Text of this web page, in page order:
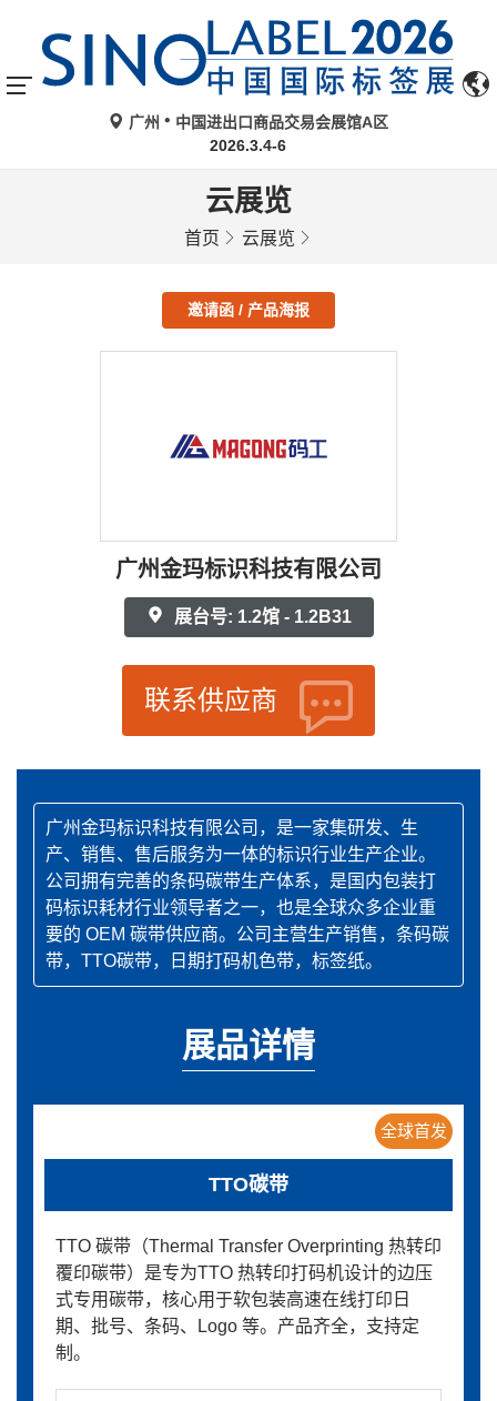
广州
中国进出口商品交易会展馆A区
2026.3.4-6
云展览
首页 云展览
邀请函 / 产品海报
广州金玛标识科技有限公司
展台号: 1.2馆 - 1.2B31
联系供应商
广州金玛标识科技有限公司，是一家集研发、生
产、销售、售后服务为一体的标识行业生产企业。
公司拥有完善的条码碳带生产体系，是国内包装打
码标识耗材行业领导者之一，也是全球众多企业重
要的 OEM 碳带供应商。公司主营生产销售，条码碳
带，TTO碳带，日期打码机色带，标签纸。
展品详情
全球首发
TTO碳带
TTO 碳带（Thermal Transfer Overprinting 热转印
覆印碳带）是专为TTO 热转印打码机设计的边压
式专用碳带，核心用于软包装高速在线打印日
期、批号、条码、Logo 等。产品齐全，支持定
制。